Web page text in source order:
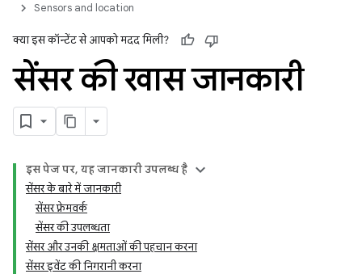
Sensors and location
क्या इस कॉन्टेंट से आपको मदद मिली?
सेंसर की खास जानकारी
इस पेज पर, यह जानकारी उपलब्ध है
सेंसर के बारे में जानकारी
सेंसर फ़्रेमवर्क
सेंसर की उपलब्धता
सेंसर और उनकी क्षमताओं की पहचान करना
सेंसर इवेंट की निगरानी करना